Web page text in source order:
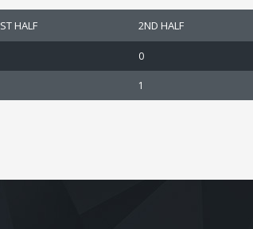
HALF 2ND HALF
0
1